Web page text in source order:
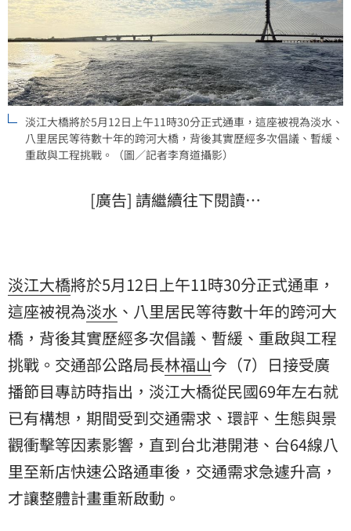
淡江大橋將於5月12日上午11時30分正式通車，這座被視為淡水、
八里居民等待數十年的跨河大橋，背後其實歷經多次倡議、暫緩、
重啟與工程挑戰。（圖／記者李育道攝影）
[廣告] 請繼續往下閱讀…
淡江大橋將於5月12日上午11時30分正式通車，
這座被視為淡水 、八里居民等待數十年的跨河大
橋，背後其實歷經多次倡議、暫緩、重啟與工程
挑戰。交通部公路局長林福山今（7）日接受廣
播節目專訪時指出，淡江大橋從民國69年左右就
已有構想，期間受到交通需求、環評、生態與景
觀衝擊等因素影響，直到台北港開港、台64線八
里至新店快速公路通車後，交通需求急遽升高，
才讓整體計畫重新啟動。